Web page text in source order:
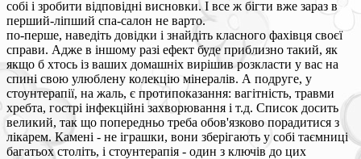
собі і зробити відповідні висновки. І все ж бігти вже зараз в
перший-ліпший спа-салон не варто.
по-перше, наведіть довідки і знайдіть класного фахівця своєї
справи. Адже в іншому разі ефект буде приблизно такий, як
якщо б хтось із ваших домашніх вирішив розкласти у вас на
спині свою улюблену колекцію мінералів. А подруге, у
стоунтерапії, на жаль, є протипоказання: вагітність, травми
хребта, гострі інфекційні захворювання і т.д. Список досить
великий, так що попередньо треба обов'язково порадитися з
лікарем. Камені - не іграшки, вони зберігають у собі таємниці
багатьох століть, і стоунтерапія - один з ключів до цих